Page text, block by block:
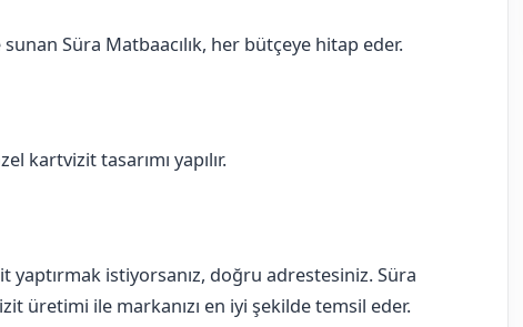
Süra Matbaacılık, her bütçeye hitap eder.
kartvizit tasarımı yapılır.
yaptırmak istiyorsanız, doğru adrestesiniz. Süra
üretimi ile markanızı en iyi şekilde temsil eder.